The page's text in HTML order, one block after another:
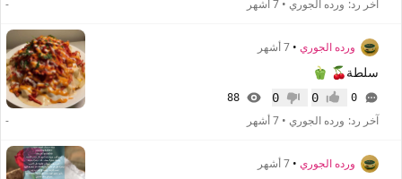
آخر رد: ورده الجوري • 7 أشهر -
ورده الجوري • 7 أشهر
سلطة🍒 🫑
0 إعجاب0 عدم إعجاب
0
88
آخر رد: ورده الجوري • 7 أشهر -
ورده الجوري • 7 أشهر